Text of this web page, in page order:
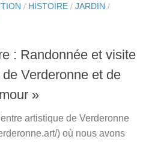
/ HISTOIRE / JARDIN /
: Randonnée et visite
Verderonne et de
»
artistique de Verderonne
) où nous avons